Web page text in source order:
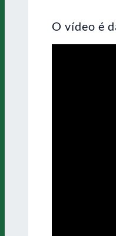
O vídeo é